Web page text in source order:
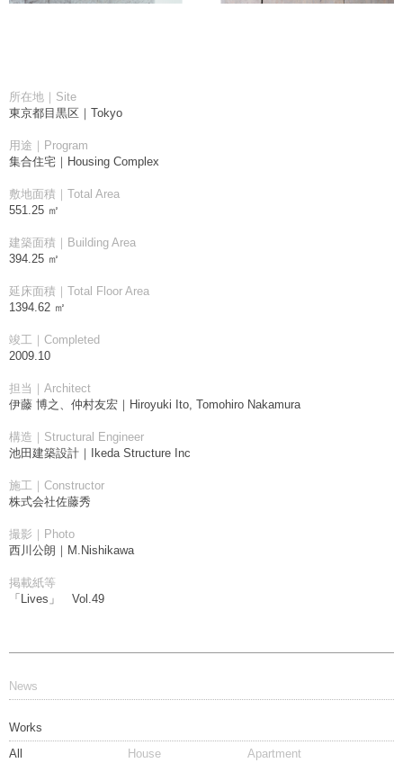
所在地｜Site
東京都目黒区｜Tokyo
用途｜Program
集合住宅｜Housing Complex
敷地面積｜Total Area
551.25 ㎡
建築面積｜Building Area
394.25 ㎡
延床面積｜Total Floor Area
1394.62 ㎡
竣工｜Completed
2009.10
担当｜Architect
伊藤 博之、仲村友宏｜Hiroyuki Ito, Tomohiro Nakamura
構造｜Structural Engineer
池田建築設計｜Ikeda Structure Inc
施工｜Constructor
株式会社佐藤秀
撮影｜Photo
西川公朗｜M.Nishikawa
掲載紙等
「Lives」 Vol.49
News
Works
All
House
Apartment